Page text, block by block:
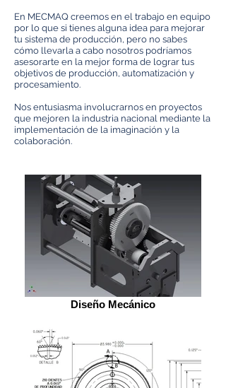
En MECMAQ creemos en el trabajo en equipo
por lo que si tienes alguna idea para mejorar
tu sistema de producción, pero no sabes
cómo llevarla a cabo nosotros podríamos
asesorarte en la mejor forma de lograr tus
objetivos de producción, automatización y
procesamiento.
Nos entusiasma involucrarnos en proyectos
que mejoren la industria nacional mediante la
implementación de la imaginación y la
colaboración.
Diseño Mecánico